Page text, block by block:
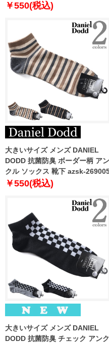
￥550(税込)
大きいサイズ メンズ DANIEL
DODD 抗菌防臭 ボーダー柄 アン
クル ソックス 靴下 azsk-
￥550(税込)
大きいサイズ メンズ DANIEL
DODD 抗菌防臭 チェック アンク